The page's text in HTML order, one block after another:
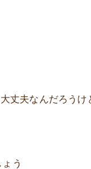
丈夫なんだろうけ
う